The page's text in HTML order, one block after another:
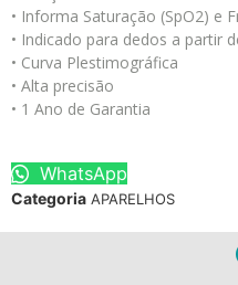
• Informa Saturação (SpO2) e
• Indicado para dedos a partir
• Curva Plestimográfica
• Alta precisão
• 1 Ano de Garantia
WhatsApp
Categoria APARELHOS